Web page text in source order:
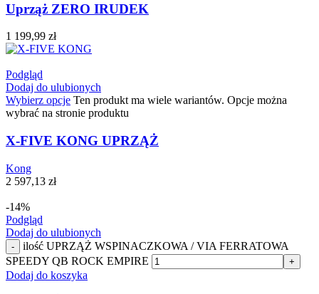
Uprząż ZERO IRUDEK
1 199,99 zł
Podgląd
Dodaj do ulubionych
Wybierz opcje Ten produkt ma wiele wariantów. Opcje można
wybrać na stronie produktu
X-FIVE KONG UPRZĄŻ
Kong
2 597,13 zł
-14%
Podgląd
Dodaj do ulubionych
-
ilość UPRZĄŻ WSPINACZKOWA / VIA FERRATOWA
SPEEDY QB ROCK EMPIRE
+
Dodaj do koszyka